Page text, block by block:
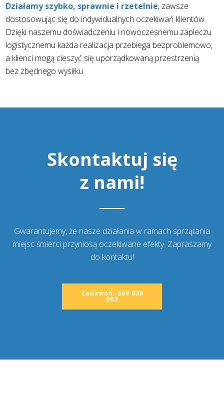
Działamy szybko, sprawnie i rzetelnie, zawsze
dostosowując się do indywidualnych oczekiwań klientów.
Dzięki naszemu doświadczeniu i nowoczesnemu zapleczu
logistycznemu każda realizacja przebiega bezproblemowo,
a klienci mogą cieszyć się uporządkowaną przestrzenią
bez zbędnego wysiłku.
Skontaktuj się
z nami!
Gwarantujemy, że nasze działania w ramach sprzątania
miejsc śmierci przyniosą oczekiwane efekty. Zapraszamy
do kontaktu!
Zadzwoń: 669 938
003